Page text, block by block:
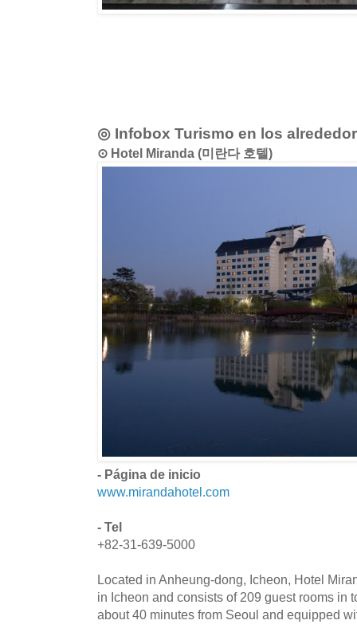
◎ Infobox Turismo en los
⊙ Hotel Miranda (미란다 호텔)
- Página de inicio
www.mirandahotel.com
- Tel
+82-31-639-5000
Located in Anheung-dong, Icheon, Hotel
in Icheon and consists of 209 guest rooms in
about 40 minutes from Seoul and equipped